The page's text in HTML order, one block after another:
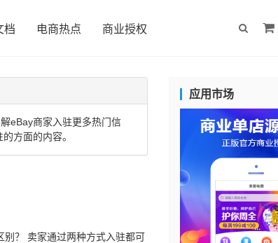
档 电商热点 商业授权
eBay商家入驻更多热门信
方面的内容。
？ 卖家通过两种方式入驻都可
应用市场